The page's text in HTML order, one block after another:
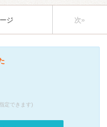
ジ 次»
定できます)